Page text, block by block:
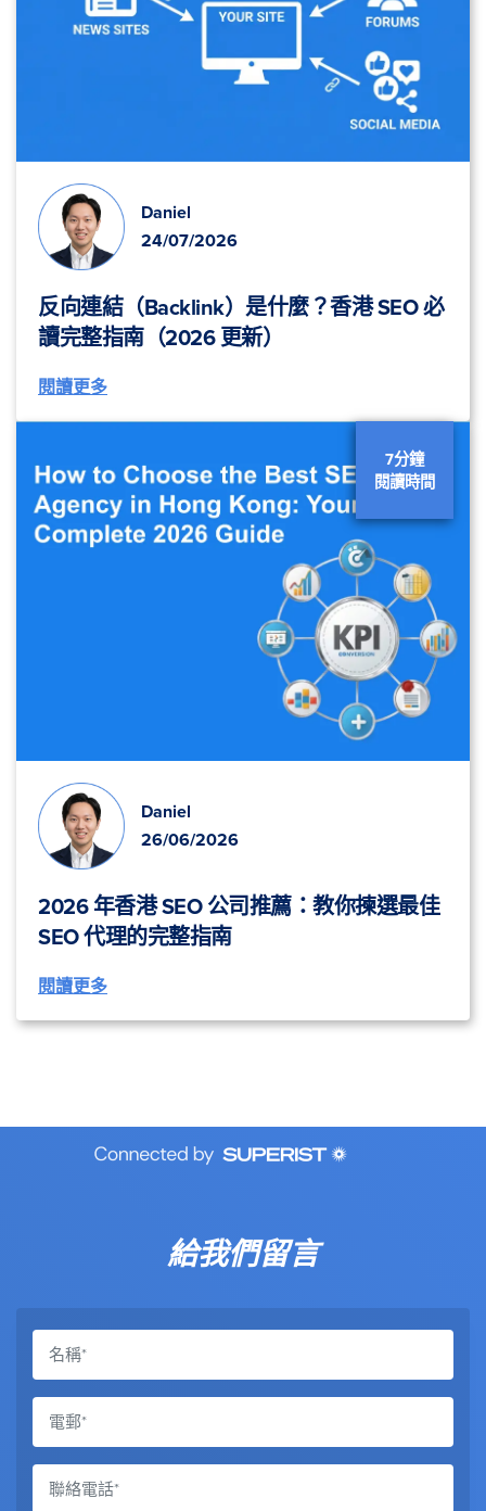
Daniel
24/07/2026
反向連結（Backlink）是什麼？香港 SEO 必
讀完整指南（2026 更新）
閱讀更多
7分鐘
閱讀時間
Daniel
26/06/2026
2026 年香港 SEO 公司推薦：教你揀選最佳
SEO 代理的完整指南
閱讀更多
給我們留言